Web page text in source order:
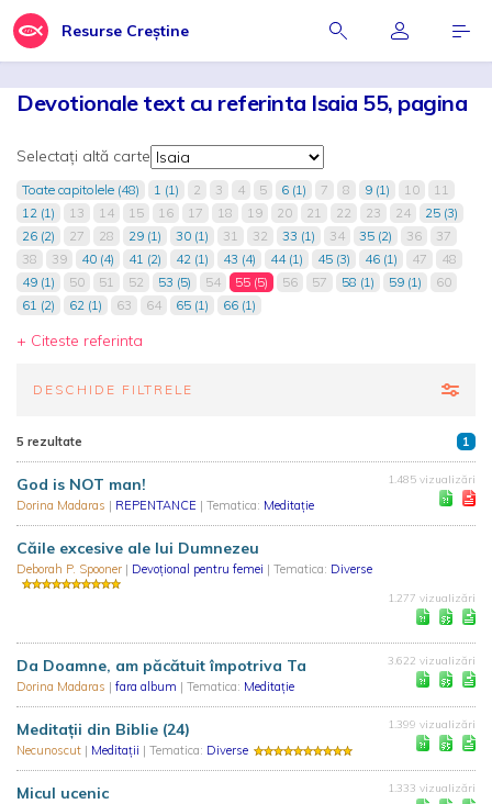
Resurse Creștine
Devotionale text cu referinta Isaia 55, pagina
Selectați altă carte
Toate capitolele (48) 1 (1) 2 3 4 5 6 (1) 7 8 9 (1) 10
11
12 (1)
13 14 15 16 17 18 19 20 21 22 23 24
25 (3)
26 (2)
27 28 29 (1) 30 (1) 31 32 33 (1) 34 35 (2) 36
37
38
39 40 (4) 41 (2) 42 (1) 43 (4) 44 (1) 45 (3) 46 (1) 47
48
49 (1)
50 51 52 53 (5) 54 55 (5) 56 57 58 (1) 59 (1)
60
61 (2)
62 (1) 63 64 65 (1) 66 (1)
+ Citeste referinta
DESCHIDE FILTRELE
5 rezultate 1
God is NOT man!
Dorina Madaras | REPENTANCE | Tematica: Meditație
1.485 vizualizări
Căile excesive ale lui Dumnezeu
Deborah P. Spooner | Devoțional pentru femei | Tematica: Diverse
1.277 vizualizări
Da Doamne, am păcătuit împotriva Ta
Dorina Madaras | fara album | Tematica: Meditație
3.622 vizualizări
Meditații din Biblie (24)
Necunoscut | Meditații | Tematica: Diverse
1.399 vizualizări
Micul ucenic 1.333 vizualizări